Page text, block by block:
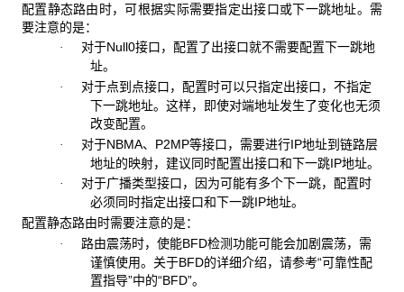
配置静态路由时，可根据实际需要指定出接口或下一跳地址。需
要注意的是：
· 对于Null0接口，配置了出接口就不需要配置下一跳地
址。
· 对于点到点接口，配置时可以只指定出接口，不指定
下一跳地址。这样，即使对端地址发生了变化也无须
改变配置。
· 对于NBMA、P2MP等接口，需要进行IP地址到链路层
地址的映射，建议同时配置出接口和下一跳IP地址。
· 对于广播类型接口，因为可能有多个下一跳，配置时
必须同时指定出接口和下一跳IP地址。
配置静态路由时需要注意的是：
· 路由震荡时，使能BFD检测功能可能会加剧震荡，需
谨慎使用。关于BFD的详细介绍，请参考“可靠性配
置指导”中的“BFD”。